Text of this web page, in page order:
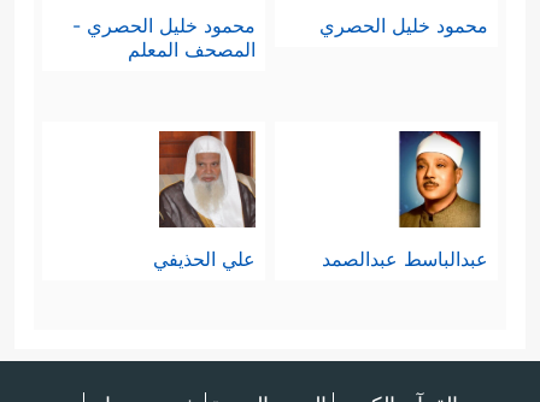
محمود خليل الحصري
محمود خليل الحصري -
المصحف المعلم
عبدالباسط عبدالصمد علي الحذيفي